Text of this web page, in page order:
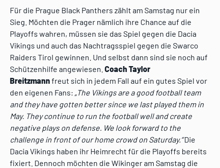
Für die Prague Black Panthers zählt am Samstag nur ein
Sieg. Möchten die Prager nämlich ihre Chance auf die
Playoffs wahren, müssen sie das Spiel gegen die Dacia
Vikings und auch das Nachtragsspiel gegen die Swarco
Raiders Tirol gewinnen. Und selbst dann sind sie noch auf
Schützenhilfe angewiesen. Coach Taylor
Breitzmannfreut sich in jedem Fall auf ein gutes Spiel vor
den eigenen Fans: „The Vikings are a good football team
and they have gotten better since we last played them in
May. They continue to run the football well and create
negative plays on defense. We look forward to the
challenge in front of our home crowd on Saturday.“Die
Dacia Vikings haben ihr Heimrecht für die Playoffs bereits
fixiert. Dennoch möchten die Wikinger am Samstag die